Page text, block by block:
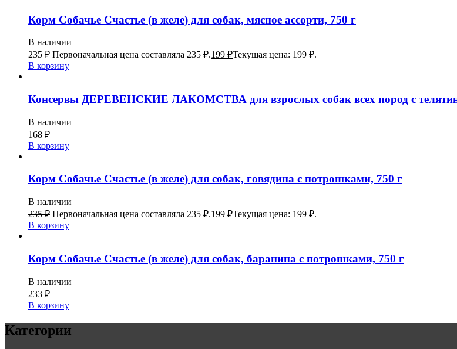
Корм Собачье Счастье (в желе) для собак, мясное ассорти, 750 г
В наличии
235₽ Первоначальная цена составляла 235 ₽.199 ₽Текущая цена: 199 ₽.
В корзину
Консервы ДЕРЕВЕНСКИЕ ЛАКОМСТВА для взрослых собак всех пород с
В наличии
168 ₽
В корзину
Корм Собачье Счастье (в желе) для собак, говядина с потрошками, 750 г
В наличии
235₽ Первоначальная цена составляла 235 ₽.199 ₽Текущая цена: 199 ₽.
В корзину
Корм Собачье Счастье (в желе) для собак, баранина с потрошками, 750 г
В наличии
233 ₽
В корзину
Категории